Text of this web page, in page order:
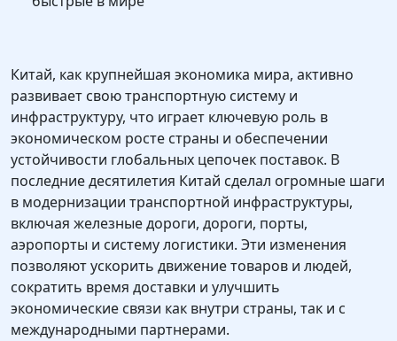
Китай, как крупнейшая экономика мира, активно
развивает свою транспортную систему и
инфраструктуру, что играет ключевую роль в
экономическом росте страны и обеспечении
устойчивости глобальных цепочек поставок. В
последние десятилетия Китай сделал огромные шаги
в модернизации транспортной инфраструктуры,
включая железные дороги, дороги, порты,
аэропорты и систему логистики. Эти изменения
позволяют ускорить движение товаров и людей,
сократить время доставки и улучшить
экономические связи как внутри страны, так и с
международными партнерами.